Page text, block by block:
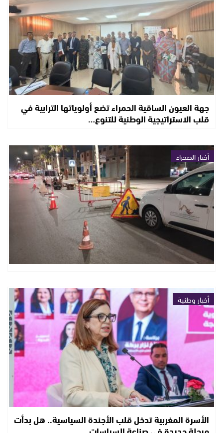
جهة العيون الساقية الحمراء تضع أولوياتها الترابية في
قلب الاستراتيجية الوطنية للتنوع…
أخبار الصحراء
أخبار وطنية
الأسرة المغربية تدخل قلب الأجندة السياسية.. هل بدأت